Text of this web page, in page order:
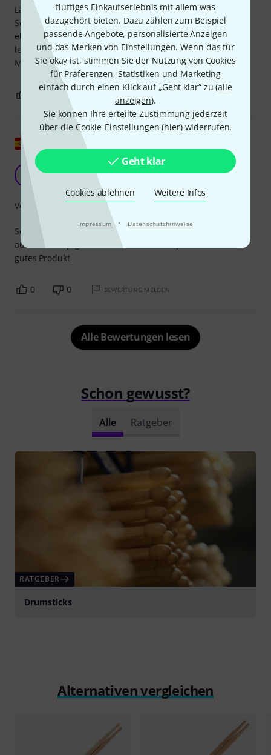
fluffiges Einkaufserlebnis mit allem was
dazugehört bieten. Dazu zählen zum Beispiel
passende Angebote, personalisierte Anzeigen
und das Merken von Einstellungen. Wenn das für
Sie okay ist, stimmen Sie der Nutzung von Cookies
für Präferenzen, Statistiken und Marketing
einfach durch einen Klick auf „Geht klar“ zu (alle
anzeigen).
Sie können Ihre erteilte Zustimmung jederzeit
über die Cookie-Einstellungen (hier) widerrufen.
Geht klar
Cookies ablehnen Weitere Infos
Impressum · Datenschutzhinweise
Länger und dicker als Promarks vorherige „Pro Round“-
Schläger in Olivenform. Von der Größe her entspricht er
eher einem 5a-Schläger, das Ahornholz ermöglicht jedoch
leichtere Modelle. Hervorragender Rebound, Balance und
Manövrierbarkeit. Eine angenehme Überraschung.
0
Original zeigen
Christian Gibaud 07.09.2022
Sehr gut, die Haltbarkeit ist ausgezeichnet, 1 cm länger als
auf dem Hauptgericht und die Oliven super, ein wirklich
gutes Produkt
Verarbeitung
0 0 BEWERTUNG MELDEN
Alle Bewertungen lesen
Schon gewusst?
Alle Ratgeber
RATGEBER
Drumsticks
Alternativen vergleichen